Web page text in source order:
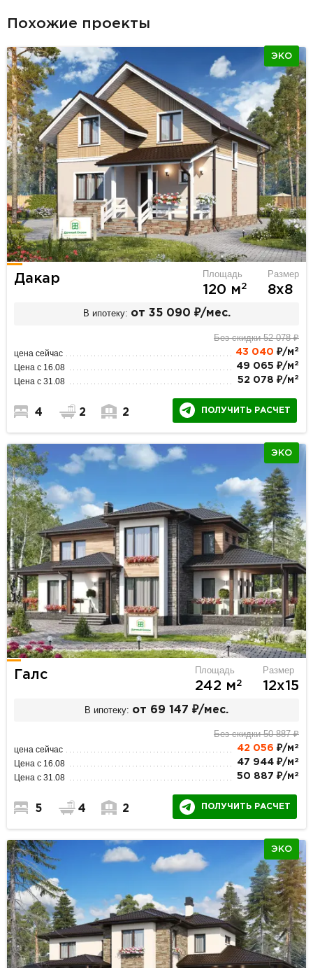
Похожие проекты
ЭКО
Дакар Площадь
120 м2
Размер
8х8
В ипотеку: от 35 090 ₽/мес.
Без скидки 52 078 ₽
цена сейчас 43 040 ₽/м 2
Цена с 16.08 49 065 ₽/м 2
Цена с 31.08 52 078 ₽/м 2
4 2 2 ПОЛУЧИТЬ РАСЧЕТ
ЭКО
Галс Площадь
242 м2
Размер
12х15
В ипотеку: от 69 147 ₽/мес.
Без скидки 50 887 ₽
цена сейчас 42 056 ₽/м 2
Цена с 16.08 47 944 ₽/м 2
Цена с 31.08 50 887 ₽/м 2
5 4 2 ПОЛУЧИТЬ РАСЧЕТ
ЭКО